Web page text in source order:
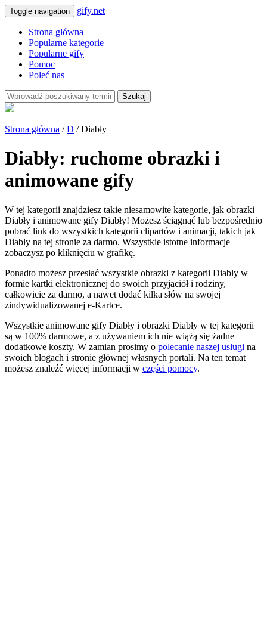
Toggle navigation gify.net
Strona główna
Popularne kategorie
Popularne gify
Pomoc
Poleć nas
Szukaj
Strona główna /D / Diabły
Diabły: ruchome obrazki i
animowane gify
W tej kategorii znajdziesz takie niesamowite kategorie, jak obrazki
Diabły i animowane gify Diabły! Możesz ściągnąć lub bezpośrednio
pobrać link do wszystkich kategorii clipartów i animacji, takich jak
Diabły na tej stronie za darmo. Wszystkie istotne informacje
zobaczysz po kliknięciu w grafikę.
Ponadto możesz przesłać wszystkie obrazki z kategorii Diabły w
formie kartki elektronicznej do swoich przyjaciół i rodziny,
całkowicie za darmo, a nawet dodać kilka słów na swojej
zindywidualizowanej e-Kartce.
Wszystkie animowane gify Diabły i obrazki Diabły w tej kategorii
są w 100% darmowe, a z używaniem ich nie wiążą się żadne
dodatkowe koszty. W zamian prosimy o polecanie naszej usługi na
swoich blogach i stronie głównej własnych portali. Na ten temat
możesz znaleźć więcej informacji w części pomocy.